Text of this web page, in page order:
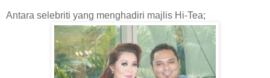
Antara selebriti yang menghadiri majlis Hi-Tea;